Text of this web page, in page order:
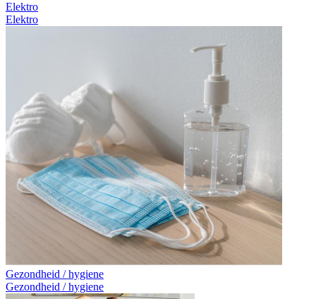
Elektro
Elektro
Gezondheid / hygiene
Gezondheid / hygiene